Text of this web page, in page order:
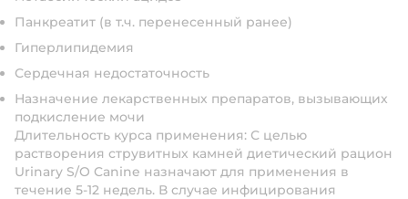
Панкреатит (в т.ч. перенесенный ранее)
Гиперлипидемия
Сердечная недостаточность
Назначение лекарственных препаратов, вызывающих
подкисление мочи
Длительность курса применения: С целью
растворения струвитных камней диетический рацион
Urinary S/O Canine назначают для применения в
течение 5-12 недель. В случае инфицирования